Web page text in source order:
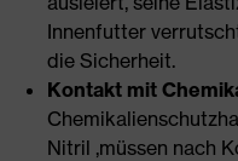
Innenfutter
die Sicherheit.
Kontakt mit
Nitril ,müssen nach